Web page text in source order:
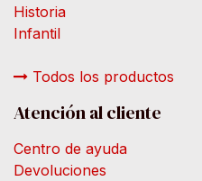
Historia
Infantil
Todos los productos
Atención al cliente
Centro de ayuda
Devoluciones